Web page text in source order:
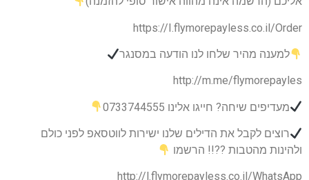
https://I.flymorepayless.co.il/Order
למענה מהיר שלחו לנו הודעה במסנגר
http://m.me/flymorepayles
מעדיפים שיחה? חייגו אלינו 0733744555
רוצים לקבל את הדילים שלנו ישירות לווטסאפ לפני כולם
ולהינות מהטבות ??!! הרשמו
http://l.flymorepayless.co.il/WhatsApp